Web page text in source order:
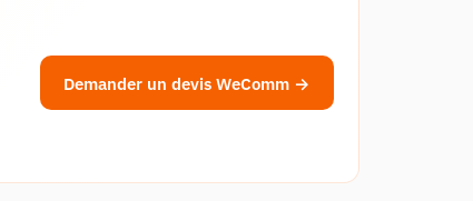
Demander un devis WeComm →